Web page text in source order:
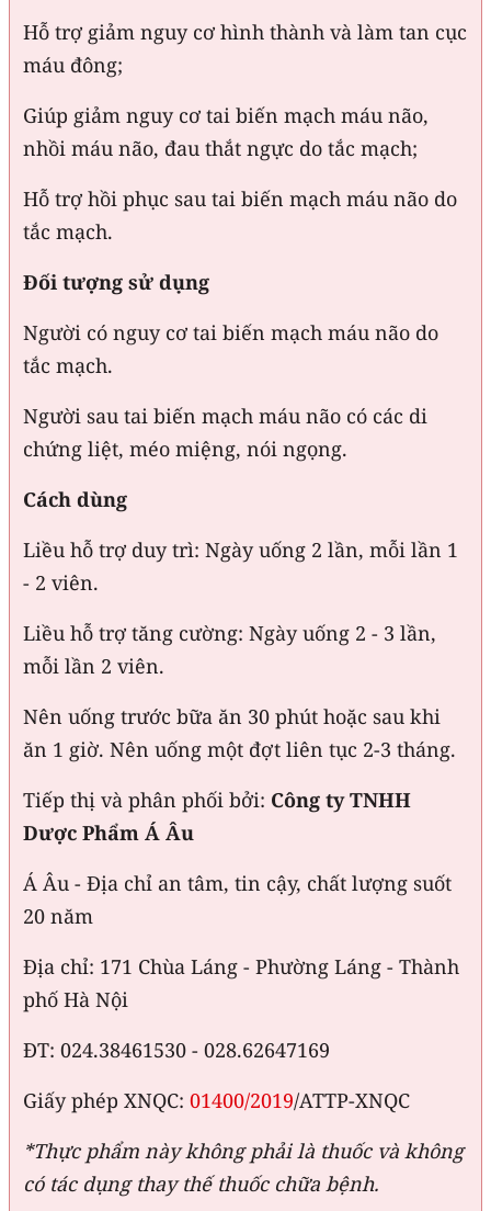
Hỗ trợ giảm nguy cơ hình thành và làm tan cục
máu đông;
Giúp giảm nguy cơ tai biến mạch máu não,
nhồi máu não, đau thắt ngực do tắc mạch;
Hỗ trợ hồi phục sau tai biến mạch máu não do
tắc mạch.
Đối tượng sử dụng
Người có nguy cơ tai biến mạch máu não do
tắc mạch.
Người sau tai biến mạch máu não có các di
chứng liệt, méo miệng, nói ngọng.
Cách dùng
Liều hỗ trợ duy trì: Ngày uống 2 lần, mỗi lần 1
- 2 viên.
Liều hỗ trợ tăng cường: Ngày uống 2 - 3 lần,
mỗi lần 2 viên.
Nên uống trước bữa ăn 30 phút hoặc sau khi
ăn 1 giờ. Nên uống một đợt liên tục 2-3 tháng.
Tiếp thị và phân phối bởi: Công ty TNHH
Dược Phẩm Á Âu
Á Âu - Địa chỉ an tâm, tin cậy, chất lượng suốt
20 năm
Địa chỉ: 171 Chùa Láng - Phường Láng - Thành
phố Hà Nội
ĐT: 024.38461530 - 028.62647169
Giấy phép XNQC: 01400/2019/ATTP-XNQC
*Thực phẩm này không phải là thuốc và không
có tác dụng thay thế thuốc chữa bệnh.